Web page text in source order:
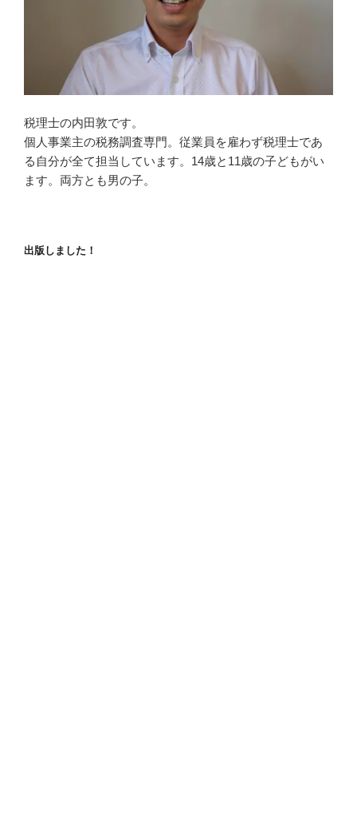
税理士の内田敦です。
個人事業主の税務調査専門。従業員を雇わず税理士であ
る自分が全て担当しています。14歳と11歳の子どもがい
ます。両方とも男の子。
出版しました！